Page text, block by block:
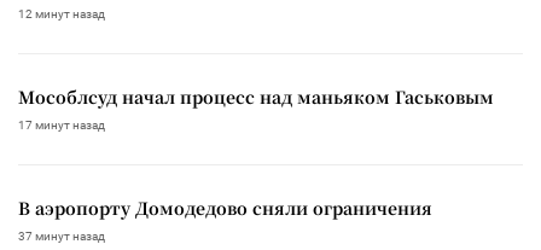
12 минут назад
Мособлсуд начал процесс над маньяком Гаськовым
17 минут назад
В аэропорту Домодедово сняли ограничения
37 минут назад